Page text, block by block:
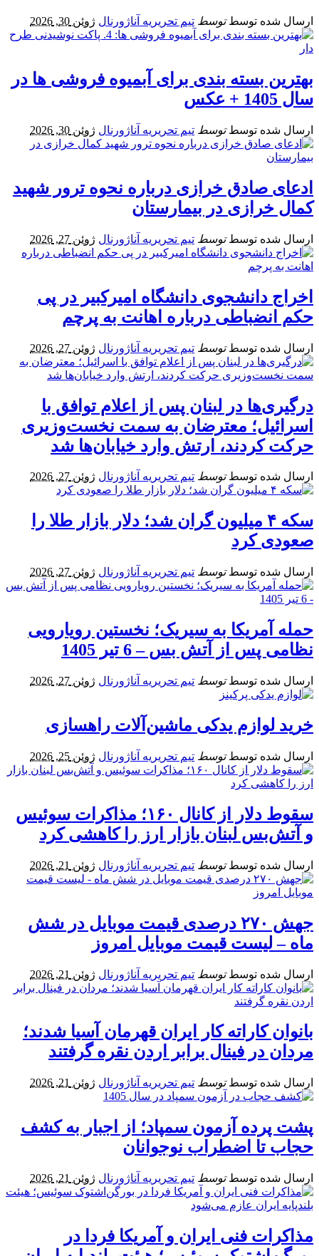
ارسال شده توسط توسط تیم تحریریه آناژورنال ژوئن 30, 2026
بهترین بسته بندی برای آبمیوه فروشی ها در
سال 1405 + عکس
ارسال شده توسط توسط تیم تحریریه آناژورنال ژوئن 30, 2026
ادعای صادق خرازی درباره نحوه ترور شهید
کمال خرازی در بیمارستان
ارسال شده توسط توسط تیم تحریریه آناژورنال ژوئن 27, 2026
اخراج دانشجوی دانشگاه امیرکبیر در پی
حکم انضباطی درباره اهانت به پرچم
ارسال شده توسط توسط تیم تحریریه آناژورنال ژوئن 27, 2026
درگیری‌ها در لبنان پس از اعلام توافق با
اسرائیل؛ معترضان به سمت نخست‌وزیری
حرکت کردند، ارتش وارد خیابان‌ها شد
ارسال شده توسط توسط تیم تحریریه آناژورنال ژوئن 27, 2026
سکه ۴ میلیون گران شد؛ دلار بازار طلا را
صعودی کرد
ارسال شده توسط توسط تیم تحریریه آناژورنال ژوئن 27, 2026
حمله آمریکا به سیریک؛ نخستین رویارویی
نظامی پس از آتش‌ بس – 6 تیر 1405
ارسال شده توسط توسط تیم تحریریه آناژورنال ژوئن 27, 2026
خرید لوازم یدکی ماشین‌آلات راهسازی
ارسال شده توسط توسط تیم تحریریه آناژورنال ژوئن 25, 2026
سقوط دلار از کانال ۱۶۰؛ مذاکرات سوئیس
و آتش‌بس لبنان بازار ارز را کاهشی کرد
ارسال شده توسط توسط تیم تحریریه آناژورنال ژوئن 21, 2026
جهش ۲۷۰ درصدی قیمت موبایل در شش
ماه – لیست قیمت موبایل امروز
ارسال شده توسط توسط تیم تحریریه آناژورنال ژوئن 21, 2026
بانوان کاراته‌ کار ایران قهرمان آسیا شدند؛
مردان در فینال برابر اردن نقره گرفتند
ارسال شده توسط توسط تیم تحریریه آناژورنال ژوئن 21, 2026
پشت‌ پرده آزمون سمپاد؛ از اجبار به کشف
حجاب تا اضطراب نوجوانان
ارسال شده توسط توسط تیم تحریریه آناژورنال ژوئن 21, 2026
مذاکرات فنی ایران و آمریکا فردا در